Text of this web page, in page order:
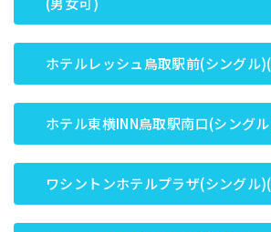
ホテルレッシュ鳥取駅前(シングル
ホテル東横INN鳥取駅南口(シング
ワシントンホテルプラザ(シングル